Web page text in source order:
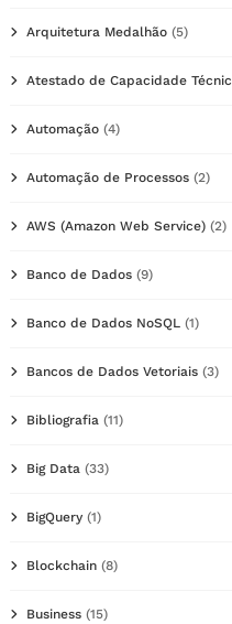
Arquitetura Medalhão (5)
Atestado de Capacidade
Automação (4)
Automação de Processos (2)
AWS (Amazon Web Service) (2)
Banco de Dados (9)
Banco de Dados NoSQL (1)
Bancos de Dados Vetoriais (3)
Bibliografia (11)
Big Data (33)
BigQuery (1)
Blockchain (8)
Business (15)